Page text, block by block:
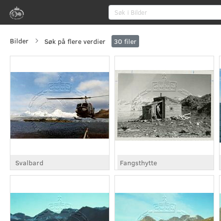
Bilder Søk på flere verdier 30 filer
Svalbard Fangsthytte